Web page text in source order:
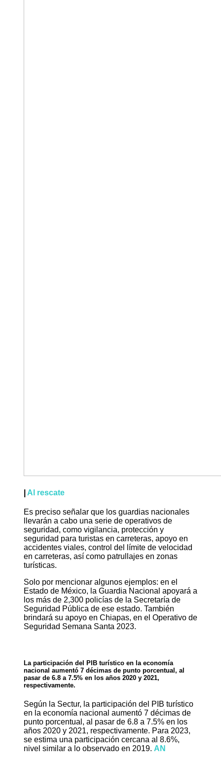
Al rescate
Es preciso señalar que los guardias nacionales
llevarán a cabo una serie de operativos de
seguridad, como vigilancia, protección y
seguridad para turistas en carreteras, apoyo en
accidentes viales, control del límite de velocidad
en carreteras, así como patrullajes en zonas
turísticas.
Solo por mencionar algunos ejemplos: en el
Estado de México, la Guardia Nacional apoyará a
los más de 2,300 policías de la Secretaría de
Seguridad Pública de ese estado. También
brindará su apoyo en Chiapas, en el Operativo de
Seguridad Semana Santa 2023.
La participación del PIB turístico en la economía
nacional aumentó 7 décimas de punto porcentual, al
pasar de 6.8 a 7.5% en los años 2020 y 2021,
respectivamente.
Según la Sectur, la participación del PIB turístico
en la economía nacional aumentó 7 décimas de
punto porcentual, al pasar de 6.8 a 7.5% en los
años 2020 y 2021, respectivamente. Para 2023,
se estima una participación cercana al 8.6%,
nivel similar a lo observado en 2019. AN